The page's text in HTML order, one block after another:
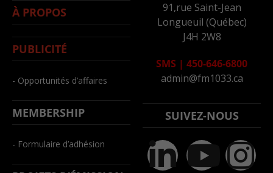
À PROPOS
PUBLICITÉ
- Opportunités d’affaires
MEMBERSHIP
- Formulaire d’adhésion
91,rue Saint-Jean
Longueuil (Québec)
J4H 2W8
SMS | 450-646-6800
admin@fm1033.ca
SUIVEZ-NOUS